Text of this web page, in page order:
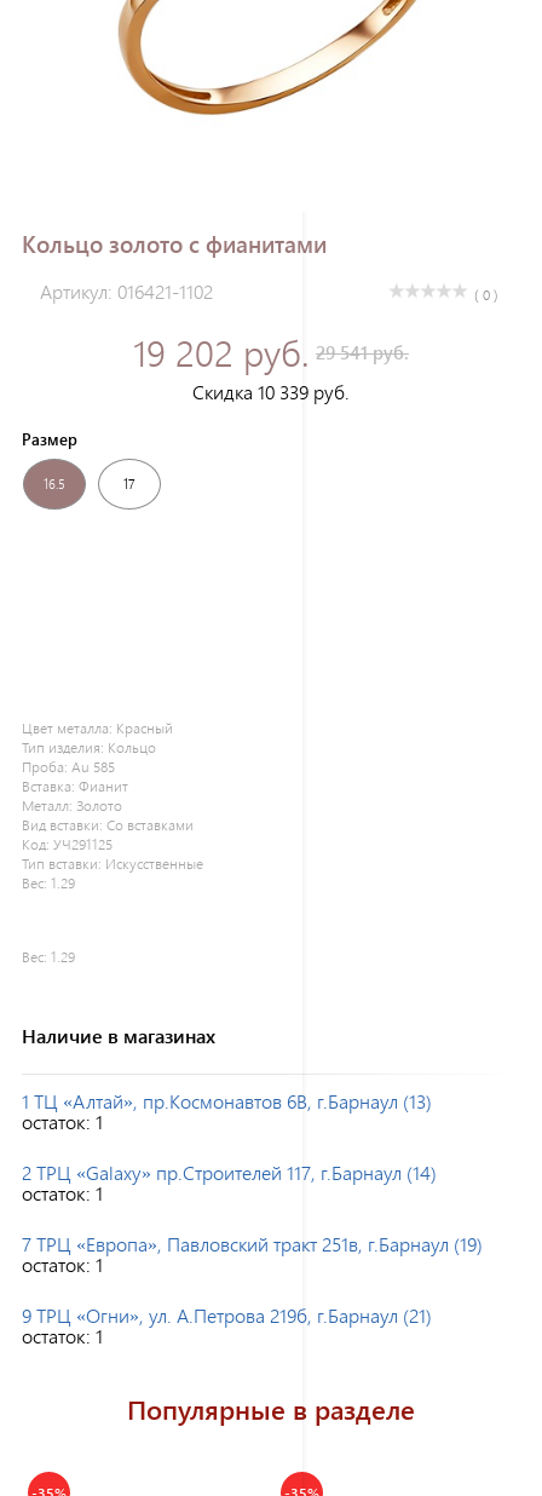
Кольцо золото с фианитами
Артикул: 016421-1102 ( 0 )
19 202 руб. 29 541 руб.
Скидка 10 339 руб.
Размер
16.5 17
Цвет металла: Красный
Тип изделия: Кольцо
Проба: Au 585
Вставка: Фианит
Металл: Золото
Вид вставки: Со вставками
Код: УЧ291125
Тип вставки: Искусственные
Вес: 1.29
Вес: 1.29
Наличие в магазинах
1 ТЦ «Алтай», пр.Космонавтов 6В, г.Барнаул (13)
остаток: 1
2 ТРЦ «Galaxy» пр.Строителей 117, г.Барнаул (14)
остаток: 1
7 ТРЦ «Европа», Павловский тракт 251в, г.Барнаул (19)
остаток: 1
9 ТРЦ «Огни», ул. А.Петрова 219б, г.Барнаул (21)
остаток: 1
Популярные в разделе
Зарегистрироваться